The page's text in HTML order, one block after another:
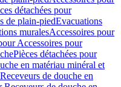
détachées pour
de plain-piedEvacuations
muralesAccessoires pour
Accessoires pour
Pièces détachées pour
en matériau minéral et
Receveurs de douche en